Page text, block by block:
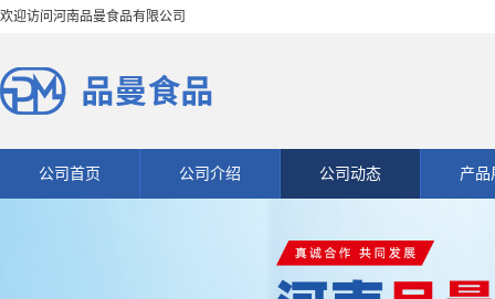
欢迎访问河南品曼食品有限公司
公司首页 公司介绍 公司动态 产品